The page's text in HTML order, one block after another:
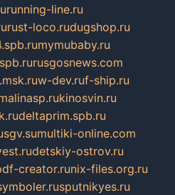
running-line.ru
rust-loco.rudugshop.ru
mymubaby.ru
rusgosnews.com
w-dev.ruf-ship.ru
kinosvin.ru
deltaprim.spb.ru
sgv.sumultiki-online.com
detskiy-ostrov.ru
creator.runix-files.org.ru
sputnikyes.ru